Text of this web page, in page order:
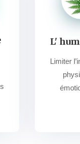
L'
Limiter